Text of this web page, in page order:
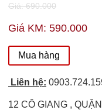
Giá: 690.000
Giá KM: 590.000
Mua hàng
Liên hệ:
12 CÔ GIANG ,